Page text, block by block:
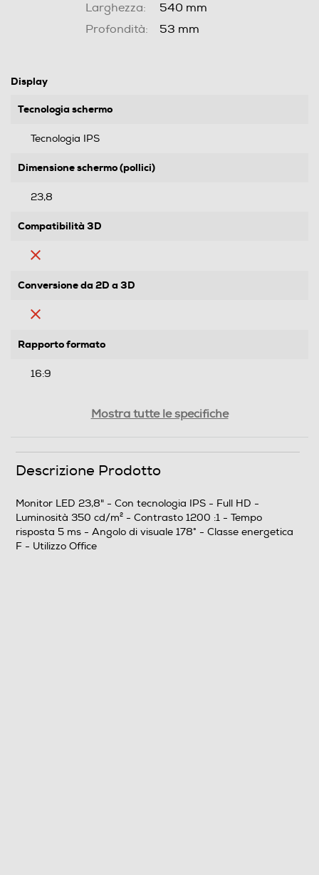
Larghezza:
540 mm
Profondità:
53 mm
Display
Tecnologia schermo
Tecnologia IPS
Dimensione schermo (pollici)
23,8
Compatibilità 3D
Conversione da 2D a 3D
Rapporto formato
16:9
Rapporto contrasto xxx a 1
1200
Mostra tutte le specifiche
Descrizione Prodotto
Monitor LED 23,8" - Con tecnologia IPS - Full HD -
Luminosità 350 cd/m² - Contrasto 1200 :1 - Tempo
risposta 5 ms - Angolo di visuale 178° - Classe energetica
F - Utilizzo Office